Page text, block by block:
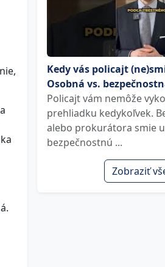
Kedy vás policajt
Osobná vs.
Policajt vám nemôže
prehliadku kedykoľvek.
alebo prokurátora smie
bezpečnostnú ...
Zobraziť